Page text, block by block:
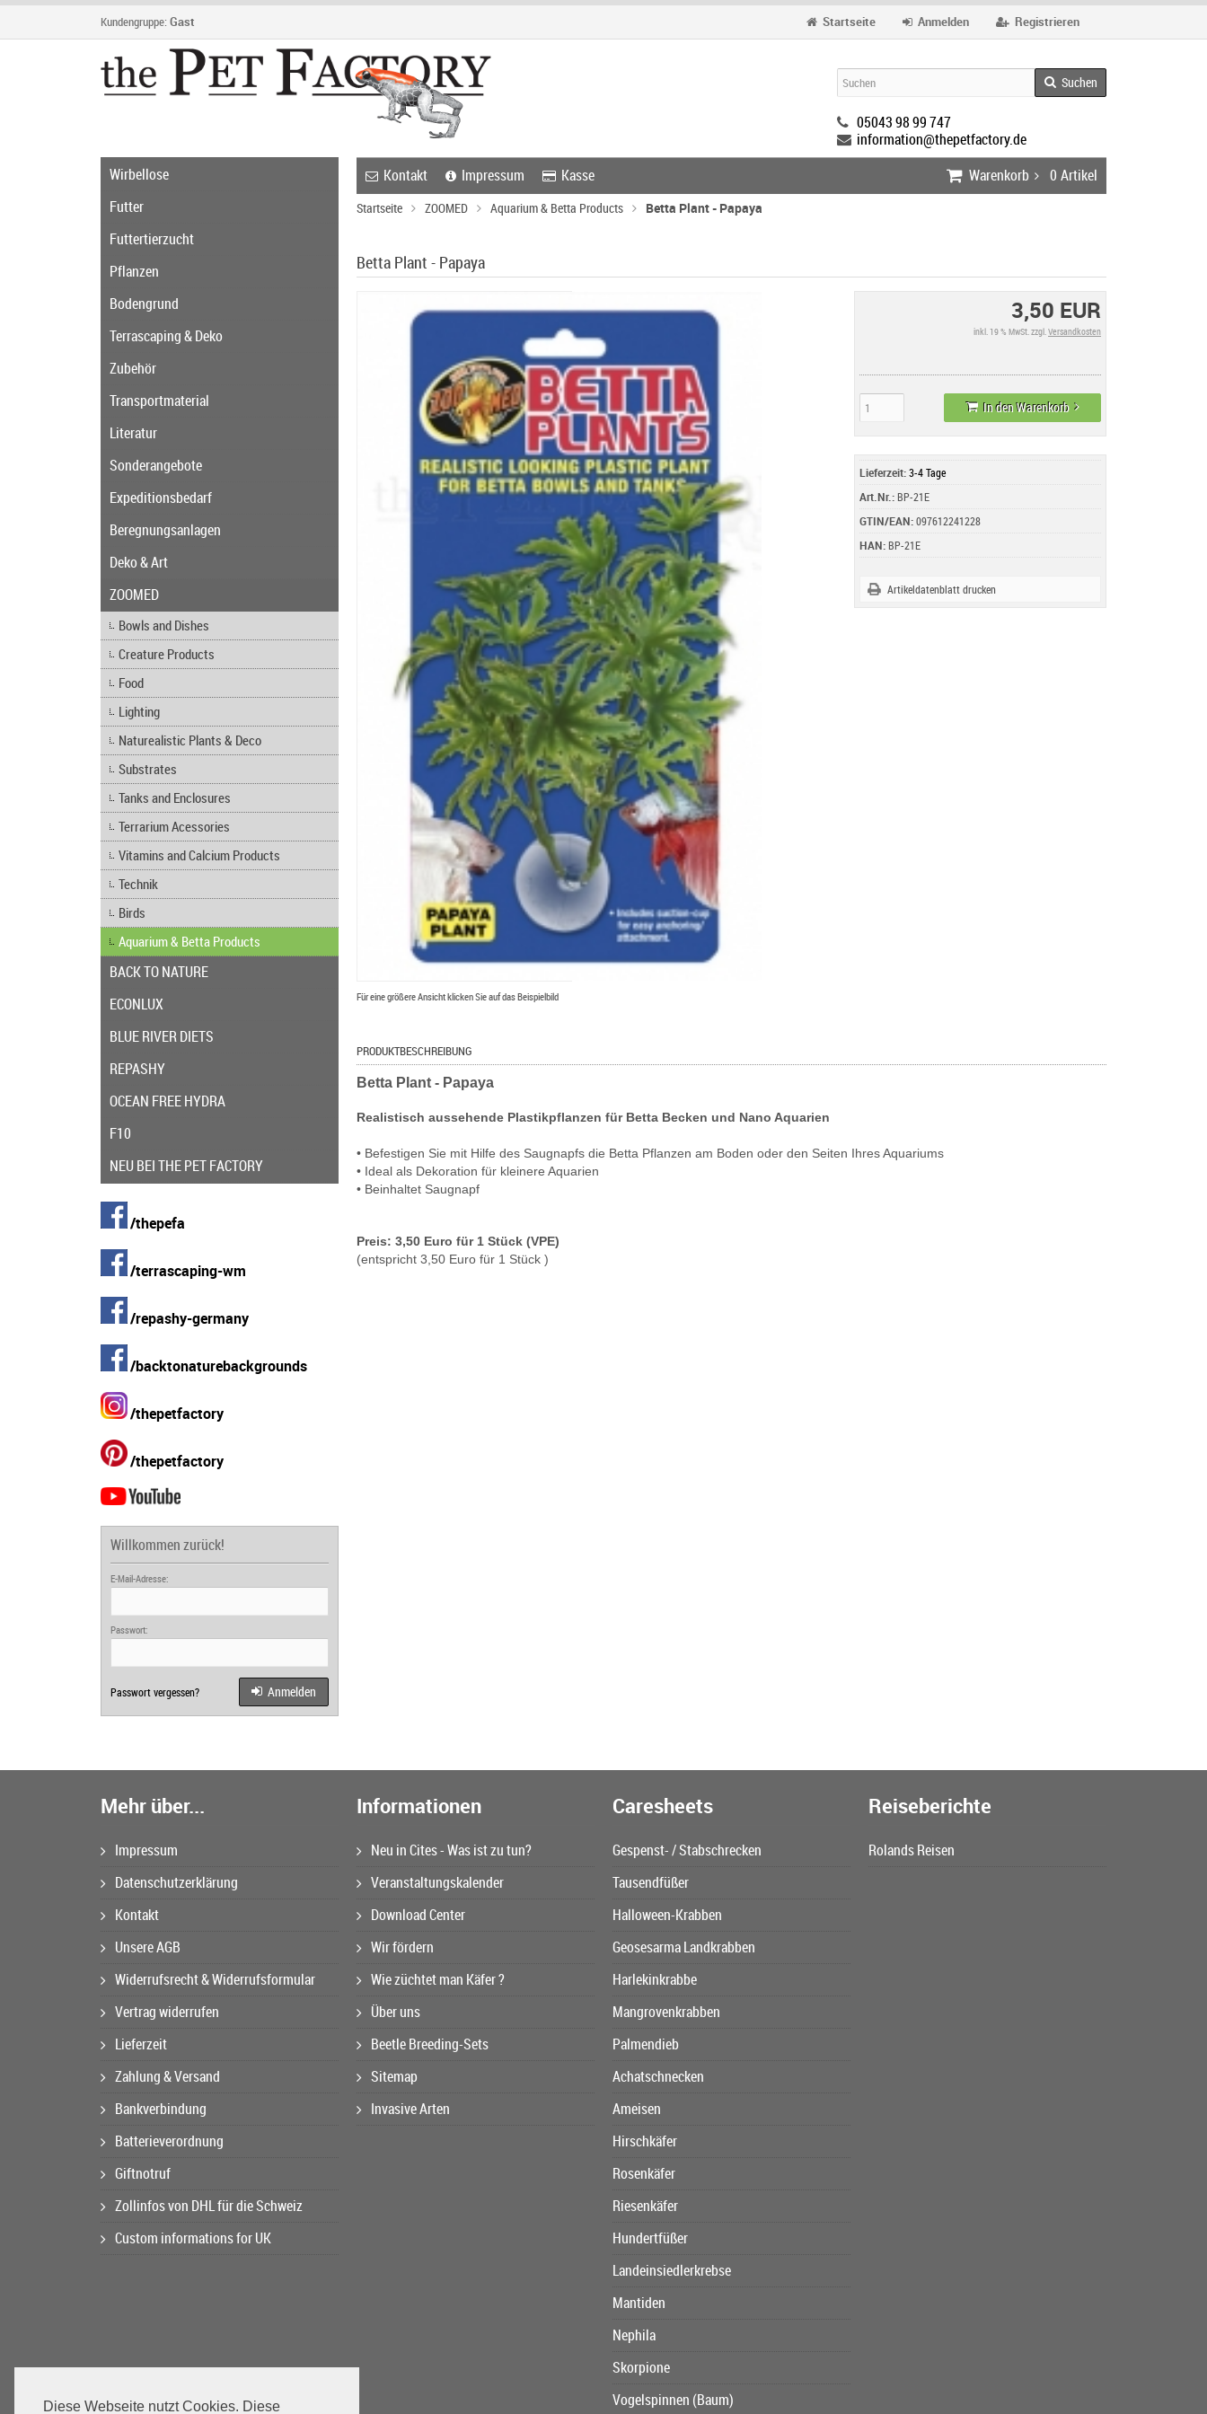
Diese Webseite nutzt Cookies. Diese
Kundengruppe: Gast Registrieren
Anmelden
Startseite
Suchen
05043 98 99 747
information@thepetfactory.de
Kontakt
Impressum Kasse Warenkorb 0 Artikel
Startseite ZOOMED Aquarium & Betta Products Betta Plant - Papaya
Betta Plant - Papaya
Für eine größere Ansicht klicken Sie auf das Beispielbild
3,50 EUR
inkl. 19 % MwSt. zzgl.Versandkosten
In den Warenkorb
Lieferzeit:3-4 Tage
Art.Nr.:BP-21E
GTIN/EAN:097612241228
HAN:BP-21E
Artikeldatenblatt drucken
PRODUKTBESCHREIBUNG
Betta Plant - Papaya
Realistisch aussehende Plastikpflanzen für Betta Becken und Nano Aquarien
• Befestigen Sie mit Hilfe des Saugnapfs die Betta Pflanzen am Boden oder den Seiten Ihres Aquariums
• Ideal als Dekoration für kleinere Aquarien
• Beinhaltet Saugnapf
Preis: 3,50 Euro für 1 Stück (VPE)
(entspricht 3,50 Euro für 1 Stück )
Wirbellose
Futter
Futtertierzucht
Pflanzen
Bodengrund
Terrascaping & Deko
Zubehör
Transportmaterial
Literatur
Sonderangebote
Expeditionsbedarf
Beregnungsanlagen
Deko & Art
ZOOMED
Bowls and Dishes
Creature Products
Food
Lighting
Naturealistic Plants & Deco
Substrates
Tanks and Enclosures
Terrarium Acessories
Vitamins and Calcium Products
Technik
Birds
Aquarium & Betta Products
BACK TO NATURE
ECONLUX
BLUE RIVER DIETS
REPASHY
OCEAN FREE HYDRA
F10
NEU BEI THE PET FACTORY
/thepefa
/terrascaping-wm
/repashy-germany
/backtonaturebackgrounds
/thepetfactory
/thepetfactory
Willkommen zurück!
E-Mail-Adresse:
Passwort:
Passwort vergessen? Anmelden
Mehr über...
Impressum
Datenschutzerklärung
Kontakt
Unsere AGB
Widerrufsrecht & Widerrufsformular
Vertrag widerrufen
Lieferzeit
Zahlung & Versand
Bankverbindung
Batterieverordnung
Giftnotruf
Zollinfos von DHL für die Schweiz
Custom informations for UK
Informationen
Neu in Cites - Was ist zu tun?
Veranstaltungskalender
Download Center
Wir fördern
Wie züchtet man Käfer ?
Über uns
Beetle Breeding-Sets
Sitemap
Invasive Arten
Caresheets
Gespenst- / Stabschrecken
Tausendfüßer
Halloween-Krabben
Geosesarma Landkrabben
Harlekinkrabbe
Mangrovenkrabben
Palmendieb
Achatschnecken
Ameisen
Hirschkäfer
Rosenkäfer
Riesenkäfer
Hundertfüßer
Landeinsiedlerkrebse
Mantiden
Nephila
Skorpione
Vogelspinnen (Baum)
Reiseberichte
Rolands Reisen